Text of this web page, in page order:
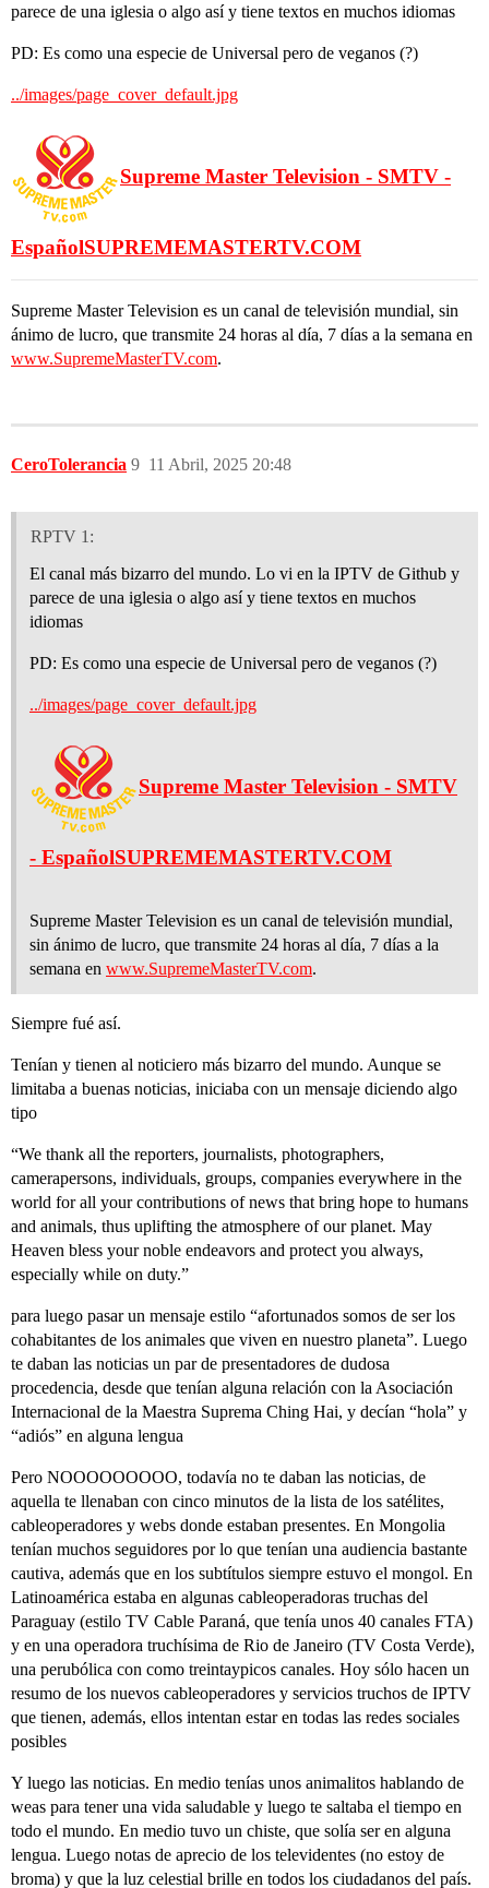
parece de una iglesia o algo así y tiene textos en muchos idiomas
PD: Es como una especie de Universal pero de veganos (?)
../images/page_cover_default.jpg
Supreme Master Television - SMTV -
EspañolSUPREMEMASTERTV.COM
Supreme Master Television es un canal de televisión mundial, sin
ánimo de lucro, que transmite 24 horas al día, 7 días a la semana en
www.SupremeMasterTV.com.
CeroTolerancia 11 Abril, 2025 20:48
9
RPTV 1:
El canal más bizarro del mundo. Lo vi en la IPTV de Github y
parece de una iglesia o algo así y tiene textos en muchos
idiomas
PD: Es como una especie de Universal pero de veganos (?)
../images/page_cover_default.jpg
Supreme Master Television - SMTV
- EspañolSUPREMEMASTERTV.COM
Supreme Master Television es un canal de televisión mundial,
sin ánimo de lucro, que transmite 24 horas al día, 7 días a la
semana en www.SupremeMasterTV.com.
Siempre fué así.
Tenían y tienen al noticiero más bizarro del mundo. Aunque se
limitaba a buenas noticias, iniciaba con un mensaje diciendo algo
tipo
“We thank all the reporters, journalists, photographers,
camerapersons, individuals, groups, companies everywhere in the
world for all your contributions of news that bring hope to humans
and animals, thus uplifting the atmosphere of our planet. May
Heaven bless your noble endeavors and protect you always,
especially while on duty.”
para luego pasar un mensaje estilo “afortunados somos de ser los
cohabitantes de los animales que viven en nuestro planeta”. Luego
te daban las noticias un par de presentadores de dudosa
procedencia, desde que tenían alguna relación con la Asociación
Internacional de la Maestra Suprema Ching Hai, y decían “hola” y
“adiós” en alguna lengua
Pero NOOOOOOOOO, todavía no te daban las noticias, de
aquella te llenaban con cinco minutos de la lista de los satélites,
cableoperadores y webs donde estaban presentes. En Mongolia
tenían muchos seguidores por lo que tenían una audiencia bastante
cautiva, además que en los subtítulos siempre estuvo el mongol. En
Latinoamérica estaba en algunas cableoperadoras truchas del
Paraguay (estilo TV Cable Paraná, que tenía unos 40 canales FTA)
y en una operadora truchísima de Rio de Janeiro (TV Costa Verde),
una perubólica con como treintaypicos canales. Hoy sólo hacen un
resumo de los nuevos cableoperadores y servicios truchos de IPTV
que tienen, además, ellos intentan estar en todas las redes sociales
posibles
Y luego las noticias. En medio tenías unos animalitos hablando de
weas para tener una vida saludable y luego te saltaba el tiempo en
todo el mundo. En medio tuvo un chiste, que solía ser en alguna
lengua. Luego notas de aprecio de los televidentes (no estoy de
broma) y que la luz celestial brille en todos los ciudadanos del país.